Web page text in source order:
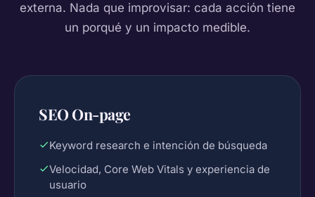
externa. Nada que improvisar: cada acción tiene
un porqué y un impacto medible.
SEO On-page
Keyword research e intención de búsqueda
Velocidad, Core Web Vitals y experiencia de
usuario